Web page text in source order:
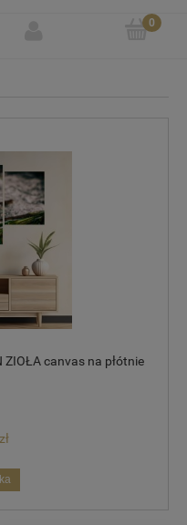
ZIOŁA canvas na płótnie